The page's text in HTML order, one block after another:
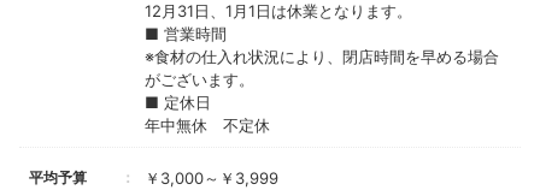
12月31日、1月1日は休業となります。
■ 営業時間
※食材の仕入れ状況により、閉店時間を早める場合
がございます。
■ 定休日
年中無休 不定休
平均予算
￥3,000～￥3,999